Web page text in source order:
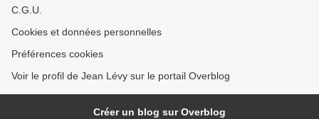
C.G.U.
Cookies et données personnelles
Préférences cookies
Voir le profil de Jean Lévy sur le portail Overblog
Créer un blog sur Overblog